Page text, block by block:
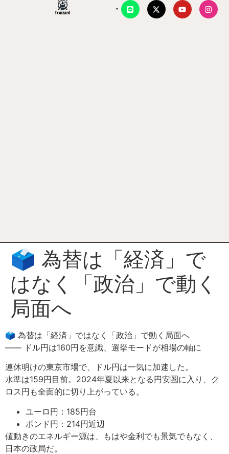
🗳 為替は「経済」で
はなく「政治」で動く
局面へ
🗳 為替は「経済」ではなく「政治」で動く局面へ
―― ドル円は160円を意識、選挙モードが相場の軸に
連休明けの東京市場で、ドル円は一気に加速した。
水準は159円目前。2024年夏以来となる円安圏に入り、ク
ロス円も全面的に切り上がっている。
ユーロ円：185円台
ポンド円：214円近辺
値動きのエネルギー源は、もはや金利でも景気でもなく、
日本の政局だ。